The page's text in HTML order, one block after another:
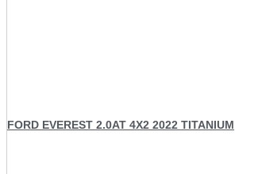
FORD EVEREST 2.0AT 4X2 2022 TITANIUM